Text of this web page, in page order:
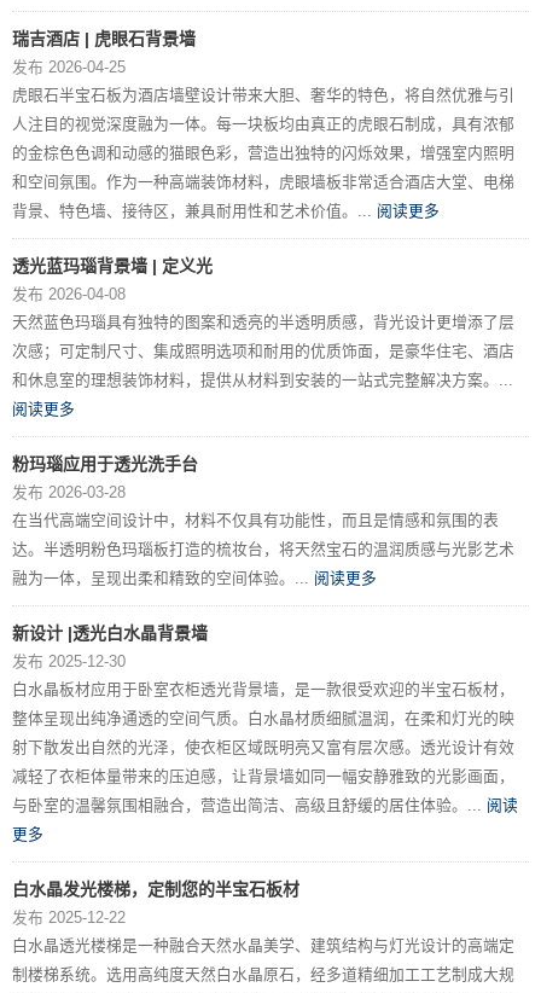
瑞吉酒店 | 虎眼石背景墙
发布 2026-04-25
虎眼石半宝石板为酒店墙壁设计带来大胆、奢华的特色，将自然优雅与引
人注目的视觉深度融为一体。每一块板均由真正的虎眼石制成，具有浓郁
的金棕色色调和动感的猫眼色彩，营造出独特的闪烁效果，增强室内照明
和空间氛围。作为一种高端装饰材料，虎眼墙板非常适合酒店大堂、电梯
背景、特色墙、接待区，兼具耐用性和艺术价值。... 阅读更多
透光蓝玛瑙背景墙 | 定义光
发布 2026-04-08
天然蓝色玛瑙具有独特的图案和透亮的半透明质感，背光设计更增添了层
次感；可定制尺寸、集成照明选项和耐用的优质饰面，是豪华住宅、酒店
和休息室的理想装饰材料，提供从材料到安装的一站式完整解决方案。...
阅读更多
粉玛瑙应用于透光洗手台
发布 2026-03-28
在当代高端空间设计中，材料不仅具有功能性，而且是情感和氛围的表
达。半透明粉色玛瑙板打造的梳妆台，将天然宝石的温润质感与光影艺术
融为一体，呈现出柔和精致的空间体验。... 阅读更多
新设计 |透光白水晶背景墙
发布 2025-12-30
白水晶板材应用于卧室衣柜透光背景墙，是一款很受欢迎的半宝石板材，
整体呈现出纯净通透的空间气质。白水晶材质细腻温润，在柔和灯光的映
射下散发出自然的光泽，使衣柜区域既明亮又富有层次感。透光设计有效
减轻了衣柜体量带来的压迫感，让背景墙如同一幅安静雅致的光影画面，
与卧室的温馨氛围相融合，营造出简洁、高级且舒缓的居住体验。... 阅读
更多
白水晶发光楼梯，定制您的半宝石板材
发布 2025-12-22
白水晶透光楼梯是一种融合天然水晶美学、建筑结构与灯光设计的高端定
制楼梯系统。选用高纯度天然白水晶原石，经多道精细加工工艺制成大规